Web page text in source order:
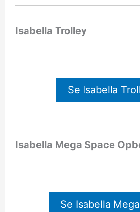
Isabella Trolley
Se Isabella
Isabella Mega Space
Se Isabella